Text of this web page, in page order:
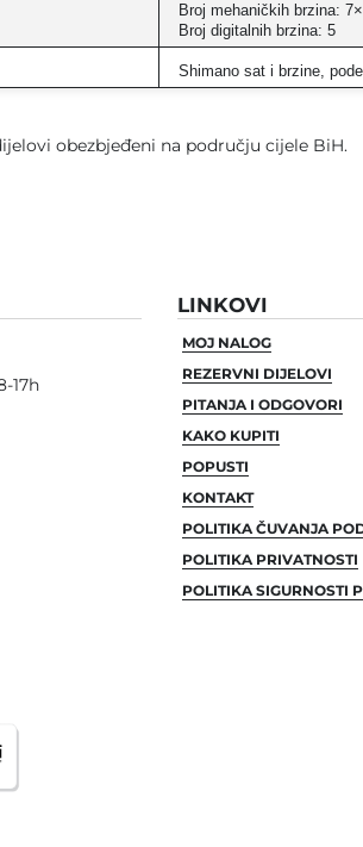
Broj mehaničkih brzina:
Broj digitalnih brzina: 5
Shimano sat i brzine,
obezbjeđeni na području cijele BiH.
17h
LINKOVI
MOJ NALOG
REZERVNI DIJELOVI
PITANJA I ODGOVORI
KAKO KUPITI
POPUSTI
KONTAKT
POLITIKA ČUVANJA
POLITIKA PRIVATNOSTI
POLITIKA SIGURNOSTI